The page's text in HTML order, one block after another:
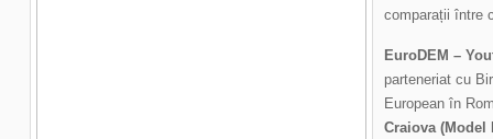
comparații între
EuroDEM –
parteneriat cu
European în
Craiova (Model